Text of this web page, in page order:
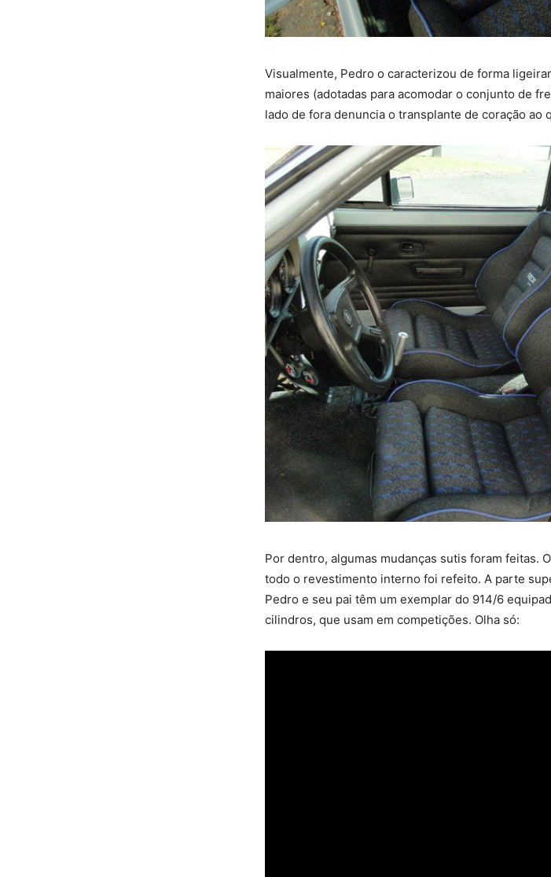
Visualmente, Pedro o caracterizou de forma
maiores (adotadas para acomodar o conjunto de
lado de fora denuncia o transplante de coração ao
Por dentro, algumas mudanças sutis foram feitas.
todo o revestimento interno foi refeito. A parte
Pedro e seu pai têm um exemplar do 914/6
cilindros, que usam em competições. Olha só: